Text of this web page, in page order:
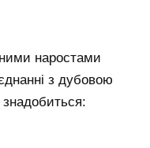
наростами
з дубовою